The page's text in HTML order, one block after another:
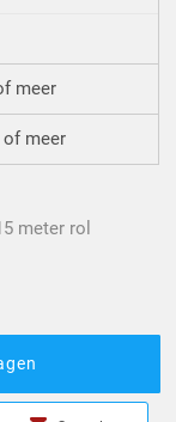
meer
of meer
meter rol